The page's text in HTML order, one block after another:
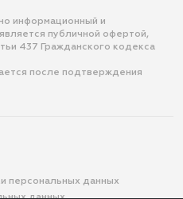
информационный и
публичной офертой,
437 Гражданского кодекса
после подтверждения
персональных данных